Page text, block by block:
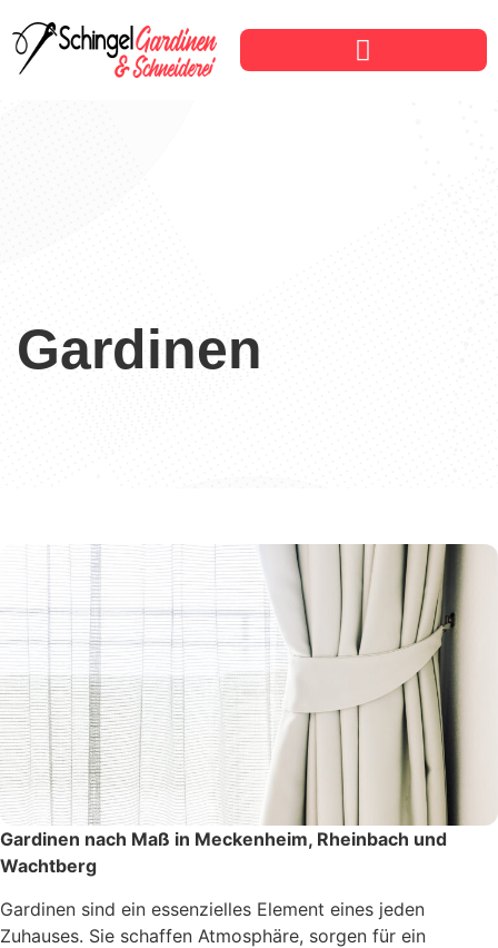
Gardinen
Gardinen nach Maß in Meckenheim, Rheinbach und
Wachtberg
Gardinen sind ein essenzielles Element eines jeden
Zuhauses. Sie schaffen Atmosphäre, sorgen für ein